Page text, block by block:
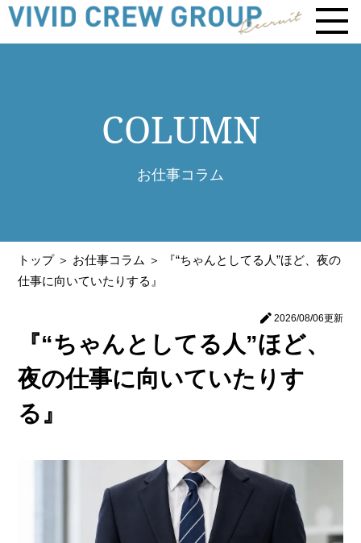
COLUMN
お仕事コラム
トップ＞ お仕事コラム ＞
『“ちゃんとしてる人”ほど、夜の
仕事に向いていたりする』
2026/08/06更新
『“ちゃんとしてる人”ほど、
夜の仕事に向いていたりす
る』